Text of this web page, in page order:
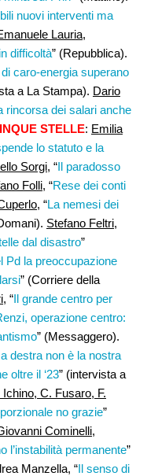
nuovi interventi ma
Lauria,
difficoltà” (Repubblica).
caro-energia superano
a La Stampa). Dario
rincorsa dei salari anche
STELLE: Emilia
lo statuto e la
Sorgi, “Il paradosso
Folli, “Rese dei conti
, “La nemesi dei
Stefano Feltri,
dal disastro”
Pd la preoccupazione
” (Corriere della
, “Il grande centro per
operazione centro:
” (Messaggero).
destra non è la nostra
oltre il ‘23” (intervista a
Ichino, C. Fusaro, F.
no grazie”
Cominelli,
l’instabilità permanente”
Manzella, “Il senso di